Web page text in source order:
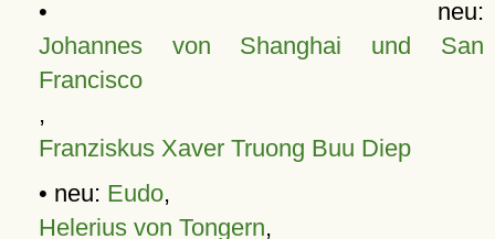
• neu:
Johannes von Shanghai und San
Francisco
,
Franziskus Xaver Truong Buu Diep
• neu: Eudo,
Helerius von Tongern,